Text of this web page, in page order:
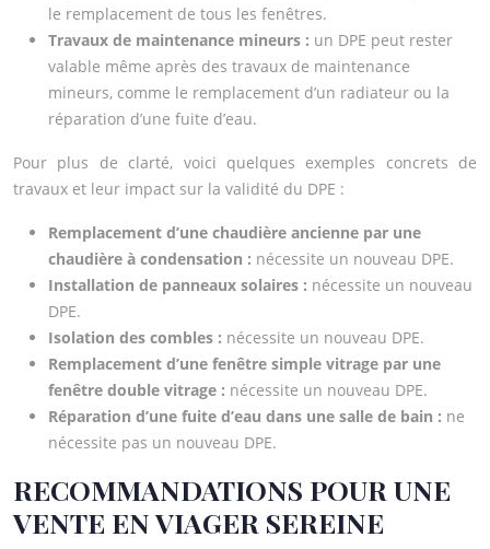
le remplacement de tous les fenêtres.
Travaux de maintenance mineurs : un DPE peut rester
valable même après des travaux de maintenance
mineurs, comme le remplacement d’un radiateur ou la
réparation d’une fuite d’eau.
Pour plus de clarté, voici quelques exemples concrets de
travaux et leur impact sur la validité du DPE :
Remplacement d’une chaudière ancienne par une
chaudière à condensation : nécessite un nouveau DPE.
Installation de panneaux solaires : nécessite un nouveau
DPE.
Isolation des combles : nécessite un nouveau DPE.
Remplacement d’une fenêtre simple vitrage par une
fenêtre double vitrage : nécessite un nouveau DPE.
Réparation d’une fuite d’eau dans une salle de bain : ne
nécessite pas un nouveau DPE.
RECOMMANDATIONS POUR UNE
VENTE EN VIAGER SEREINE